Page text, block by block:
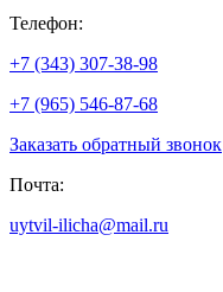
Телефон:
+7 (343) 307-38-98
+7 (965) 546-87-68
Заказать обратный звонок
Почта:
uytvil-ilicha@mail.ru